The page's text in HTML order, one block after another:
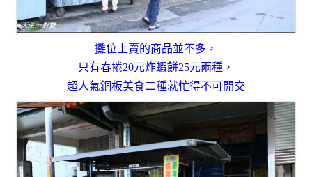
攤位上賣的商品並不多，
只有春捲20元炸蝦餅25元兩種，
超人氣銅板美食二種就忙得不可開交